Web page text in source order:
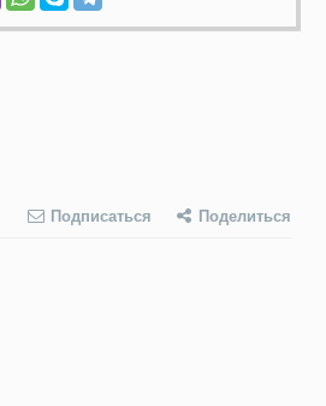
Подписаться Поделиться